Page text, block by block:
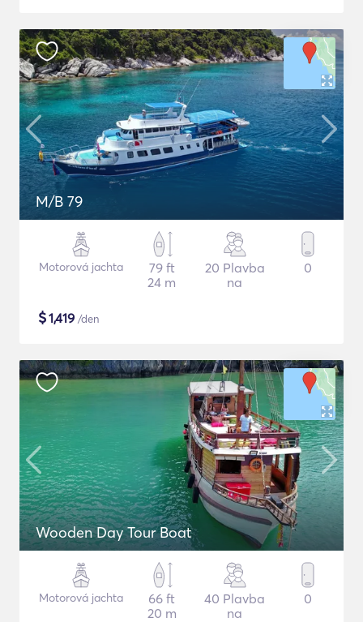
M/B 79
Motorová jachta
79 ft
24 m
20 Plavba
na
0
$1,419 /den
Wooden Day Tour Boat
Motorová jachta
66 ft
20 m
40 Plavba
na
0